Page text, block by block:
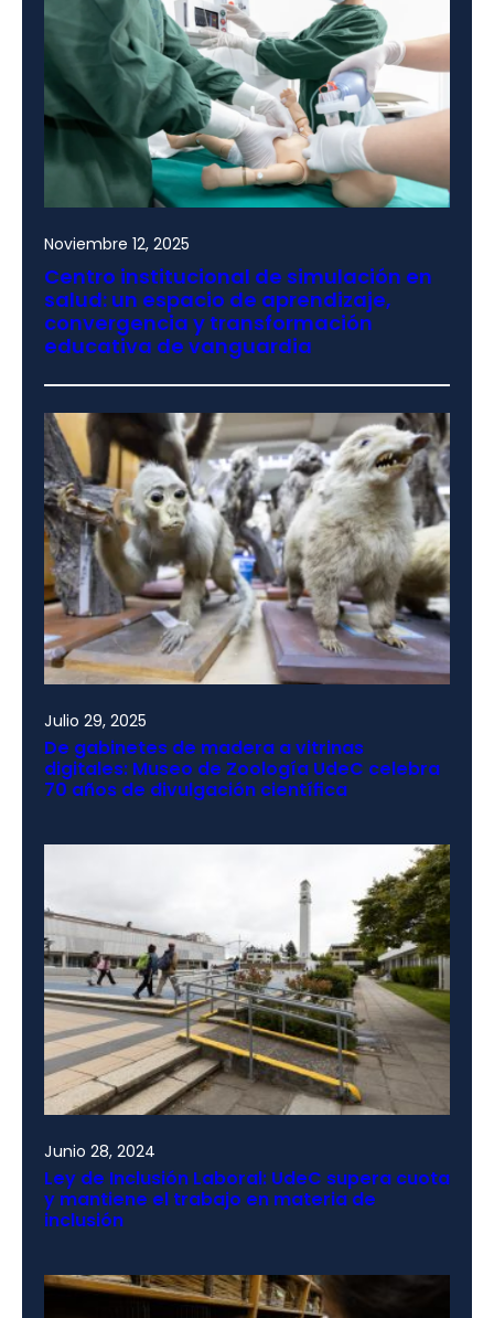
Noviembre 12, 2025
Centro institucional de simulación en
salud: un espacio de aprendizaje,
convergencia y transformación
educativa de vanguardia
Julio 29, 2025
De gabinetes de madera a vitrinas
digitales: Museo de Zoología UdeC celebra
70 años de divulgación científica
Junio 28, 2024
Ley de Inclusión Laboral: UdeC supera cuota
y mantiene el trabajo en materia de
inclusión